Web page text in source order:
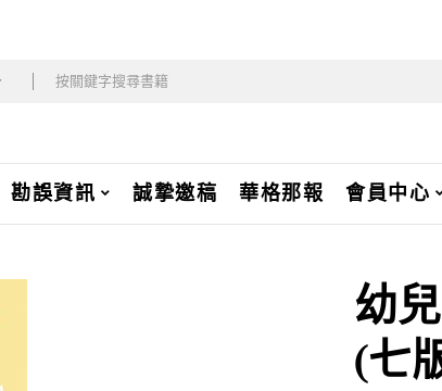
勘誤資訊 誠摯邀稿 華格那報 會員中心
幼
(七